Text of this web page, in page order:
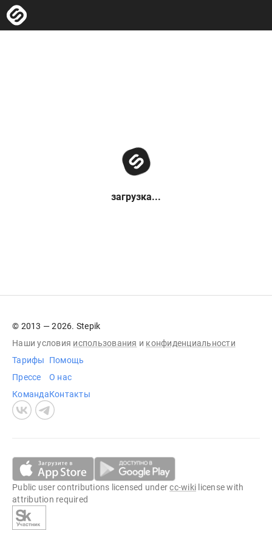
загрузка...
© 2013 — 2026. Stepik
Наши условия использования и конфиденциальности
Тарифы
Прессе
Команда
Помощь
О нас
Контакты
Public user contributions licensed undercc-wiki license with
attribution required